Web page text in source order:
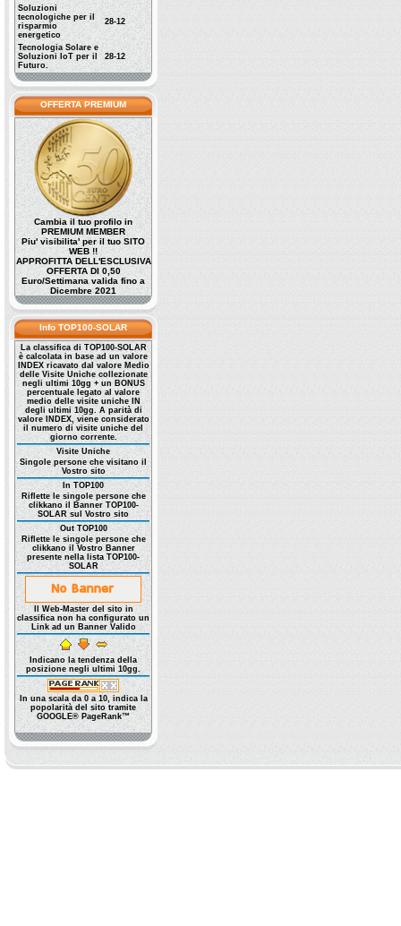
Soluzioni
tecnologiche per il
risparmio
energetico
28-12
Tecnologia Solare e
Soluzioni IoT per il
Futuro.
28-12
OFFERTA PREMIUM
Cambia il tuo profilo in
PREMIUM MEMBER
Piu' visibilita' per il tuo SITO
WEB !!
APPROFITTA DELL'ESCLUSIVA
OFFERTA DI 0,50
Euro/Settimana valida fino a
Dicembre 2021
Info TOP100-SOLAR
La classifica di TOP100-SOLAR
è calcolata in base ad un valore
INDEX ricavato dal valore Medio
delle Visite Uniche collezionate
negli ultimi 10gg + un BONUS
percentuale legato al valore
medio delle visite uniche IN
degli ultimi 10gg. A parità di
valore INDEX, viene considerato
il numero di visite uniche del
giorno corrente.
Visite Uniche
Singole persone che visitano il
Vostro sito
In TOP100
Riflette le singole persone che
clikkano il Banner TOP100-
SOLAR sul Vostro sito
Out TOP100
Riflette le singole persone che
clikkano il Vostro Banner
presente nella lista TOP100-
SOLAR
Il Web-Master del sito in
classifica non ha configurato un
Link ad un Banner Valido
Indicano la tendenza della
posizione negli ultimi 10gg.
In una scala da 0 a 10, indica la
popolarità del sito tramite
GOOGLE® PageRank™